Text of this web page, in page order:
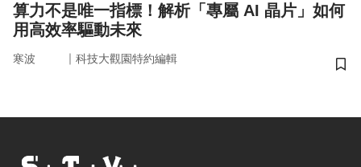
算力不是唯一指標！解析「專屬 AI 晶片」如何
用高效率驅動未來
寒波 ｜ 科技大觀園特約編輯
儲